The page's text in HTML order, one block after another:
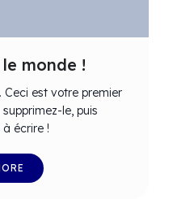
monde !
Ceci est votre premier
le, puis
écrire !